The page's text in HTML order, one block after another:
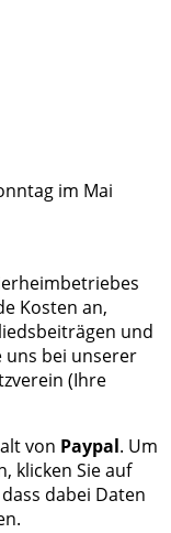
im Mai
Kosten an,
und
uns bei unserer
(Ihre
von Paypal. Um
klicken Sie auf
dabei Daten